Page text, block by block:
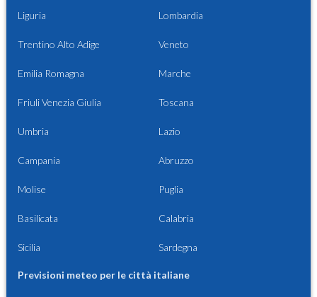
Liguria Lombardia
Trentino Alto Adige Veneto
Emilia Romagna Marche
Friuli Venezia Giulia Toscana
Umbria Lazio
Campania Abruzzo
Molise Puglia
Basilicata Calabria
Sicilia Sardegna
Previsioni meteo per le città italiane